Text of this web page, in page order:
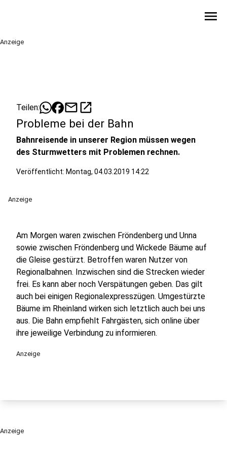
menu
Anzeige
Teilen: mailopen_in_new
Probleme bei der Bahn
Bahnreisende in unserer Region müssen wegen
des Sturmwetters mit Problemen rechnen.
Veröffentlicht: Montag, 04.03.2019 14:22
Anzeige
Am Morgen waren zwischen Fröndenberg und Unna
sowie zwischen Fröndenberg und Wickede Bäume auf
die Gleise gestürzt. Betroffen waren Nutzer von
Regionalbahnen. Inzwischen sind die Strecken wieder
frei. Es kann aber noch Verspätungen geben. Das gilt
auch bei einigen Regionalexpresszügen. Umgestürzte
Bäume im Rheinland wirken sich letztlich auch bei uns
aus. Die Bahn empfiehlt Fahrgästen, sich online über
ihre jeweilige Verbindung zu informieren.
Anzeige
Anzeige